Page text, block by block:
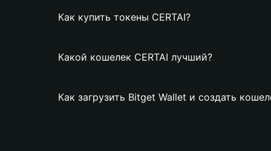
Как купить токены CERTAI?
Какой кошелек CERTAI лучший?
Как загрузить Bitget Wallet и создать